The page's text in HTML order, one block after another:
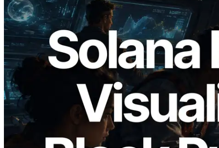
2026.05.24
Validators Solutions lança Solana Block
Analyzer — Visualizando o tempo de
produção de bloco por slot e o validador
responsável